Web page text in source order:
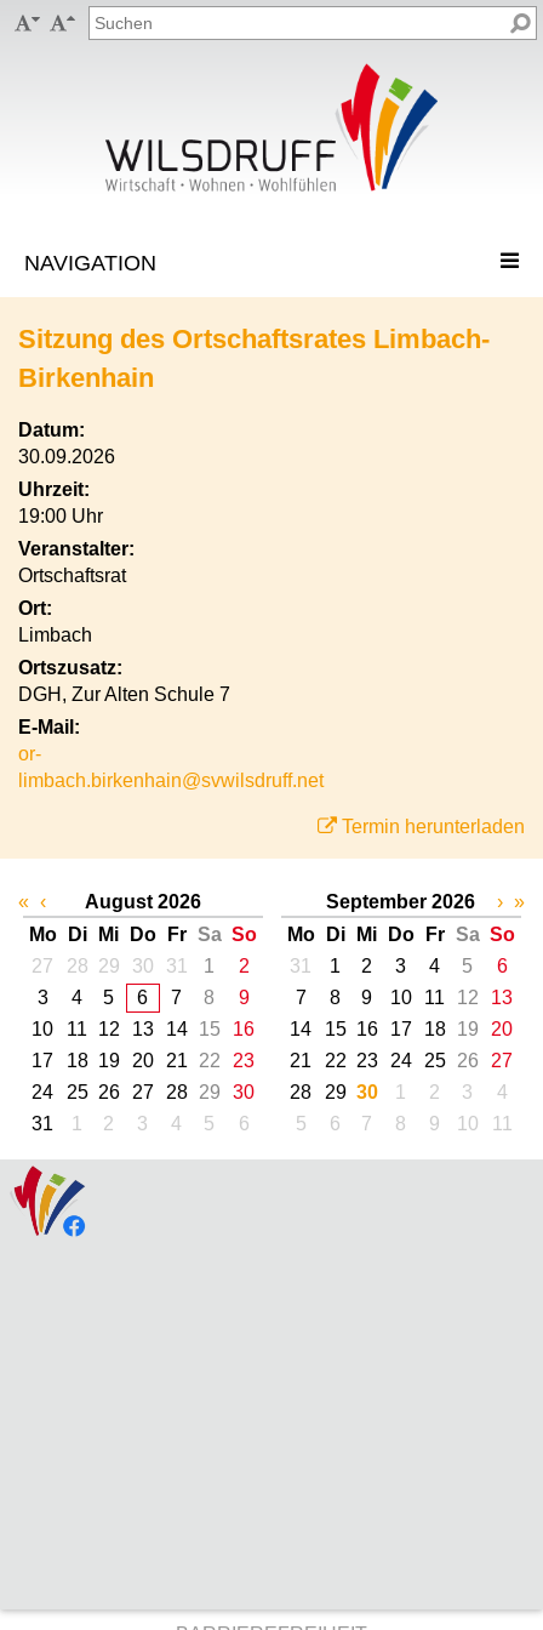
 
Sitzung des Ortschaftsrates Limbach-
Birkenhain
Datum:
30.09.2026
Uhrzeit:
19:00 Uhr
Veranstalter:
Ortschaftsrat
Ort:
Limbach
Ortszusatz:
DGH, Zur Alten Schule 7
E-Mail:
or-
limbach.birkenhain@svwilsdruff.net
Termin herunterladen
« ‹
August 2026
Mo
Di Mi Do Fr Sa So
27
28 29 30 31 1
2
3
4 5 6 7 8
9
10
11 12 13 14 15
16
17
18 19 20 21 22
23
24
25 26 27 28 29
30
31
1 2 3 4 5 6
September 2026
Mo
Di Mi Do Fr Sa So
31
1 2 3 4 5
6
7
8 9 10 11 12
13
14
15 16 17 18 19
20
21
22 23 24 25 26
27
28
29 30 1 2 3
4
5
6 7 8 9 10 11
› »